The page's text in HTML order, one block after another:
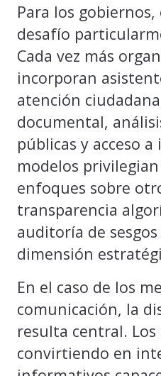
Para los
desafío
Cada vez más
incorporan
atención
documental,
públicas y acceso
modelos
enfoques sobre
transparencia
auditoría de
dimensión
En el caso de los
comunicación, la
resulta central.
convirtiendo en